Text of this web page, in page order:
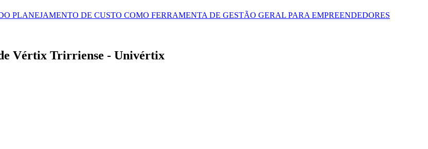
PLANEJAMENTO DE CUSTO COMO FERRAMENTA DE GESTÃO GERAL PARA EMPREENDEDORES
Vértix Trirriense - Univértix